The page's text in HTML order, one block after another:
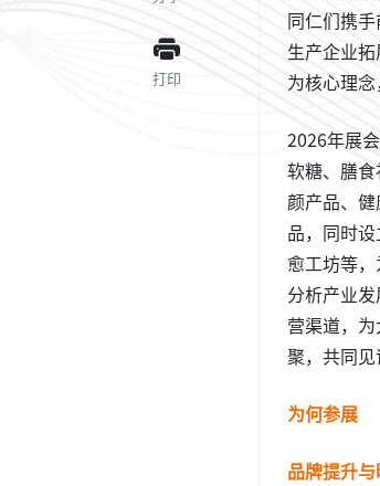
打印
同仁们携
生产企业
为核心理
2026年展
软糖、膳
颜产品、
品，同时
愈工坊等
分析产业
营渠道，
聚，共同见
为何参展
品牌提升